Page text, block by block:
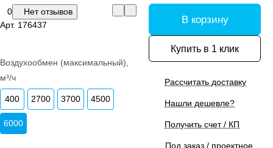
0
Нет отзывов
Арт. 176437
Воздухообмен (максимальный),
м³/ч
400 2700 3700 4500
6000
В корзину
Купить в 1 клик
Рассчитать доставку
Нашли дешевле?
Получить счет / КП
Под заказ / проектное